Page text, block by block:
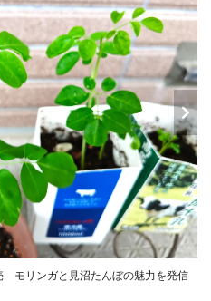
モリンガと見沼たんぼの魅力を発信